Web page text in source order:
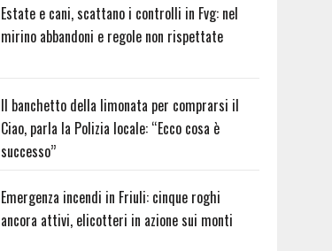
Estate e cani, scattano i controlli in Fvg: nel
mirino abbandoni e regole non rispettate
Il banchetto della limonata per comprarsi il
Ciao, parla la Polizia locale: “Ecco cosa è
successo”
Emergenza incendi in Friuli: cinque roghi
ancora attivi, elicotteri in azione sui monti